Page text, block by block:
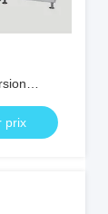
DSZL
prix